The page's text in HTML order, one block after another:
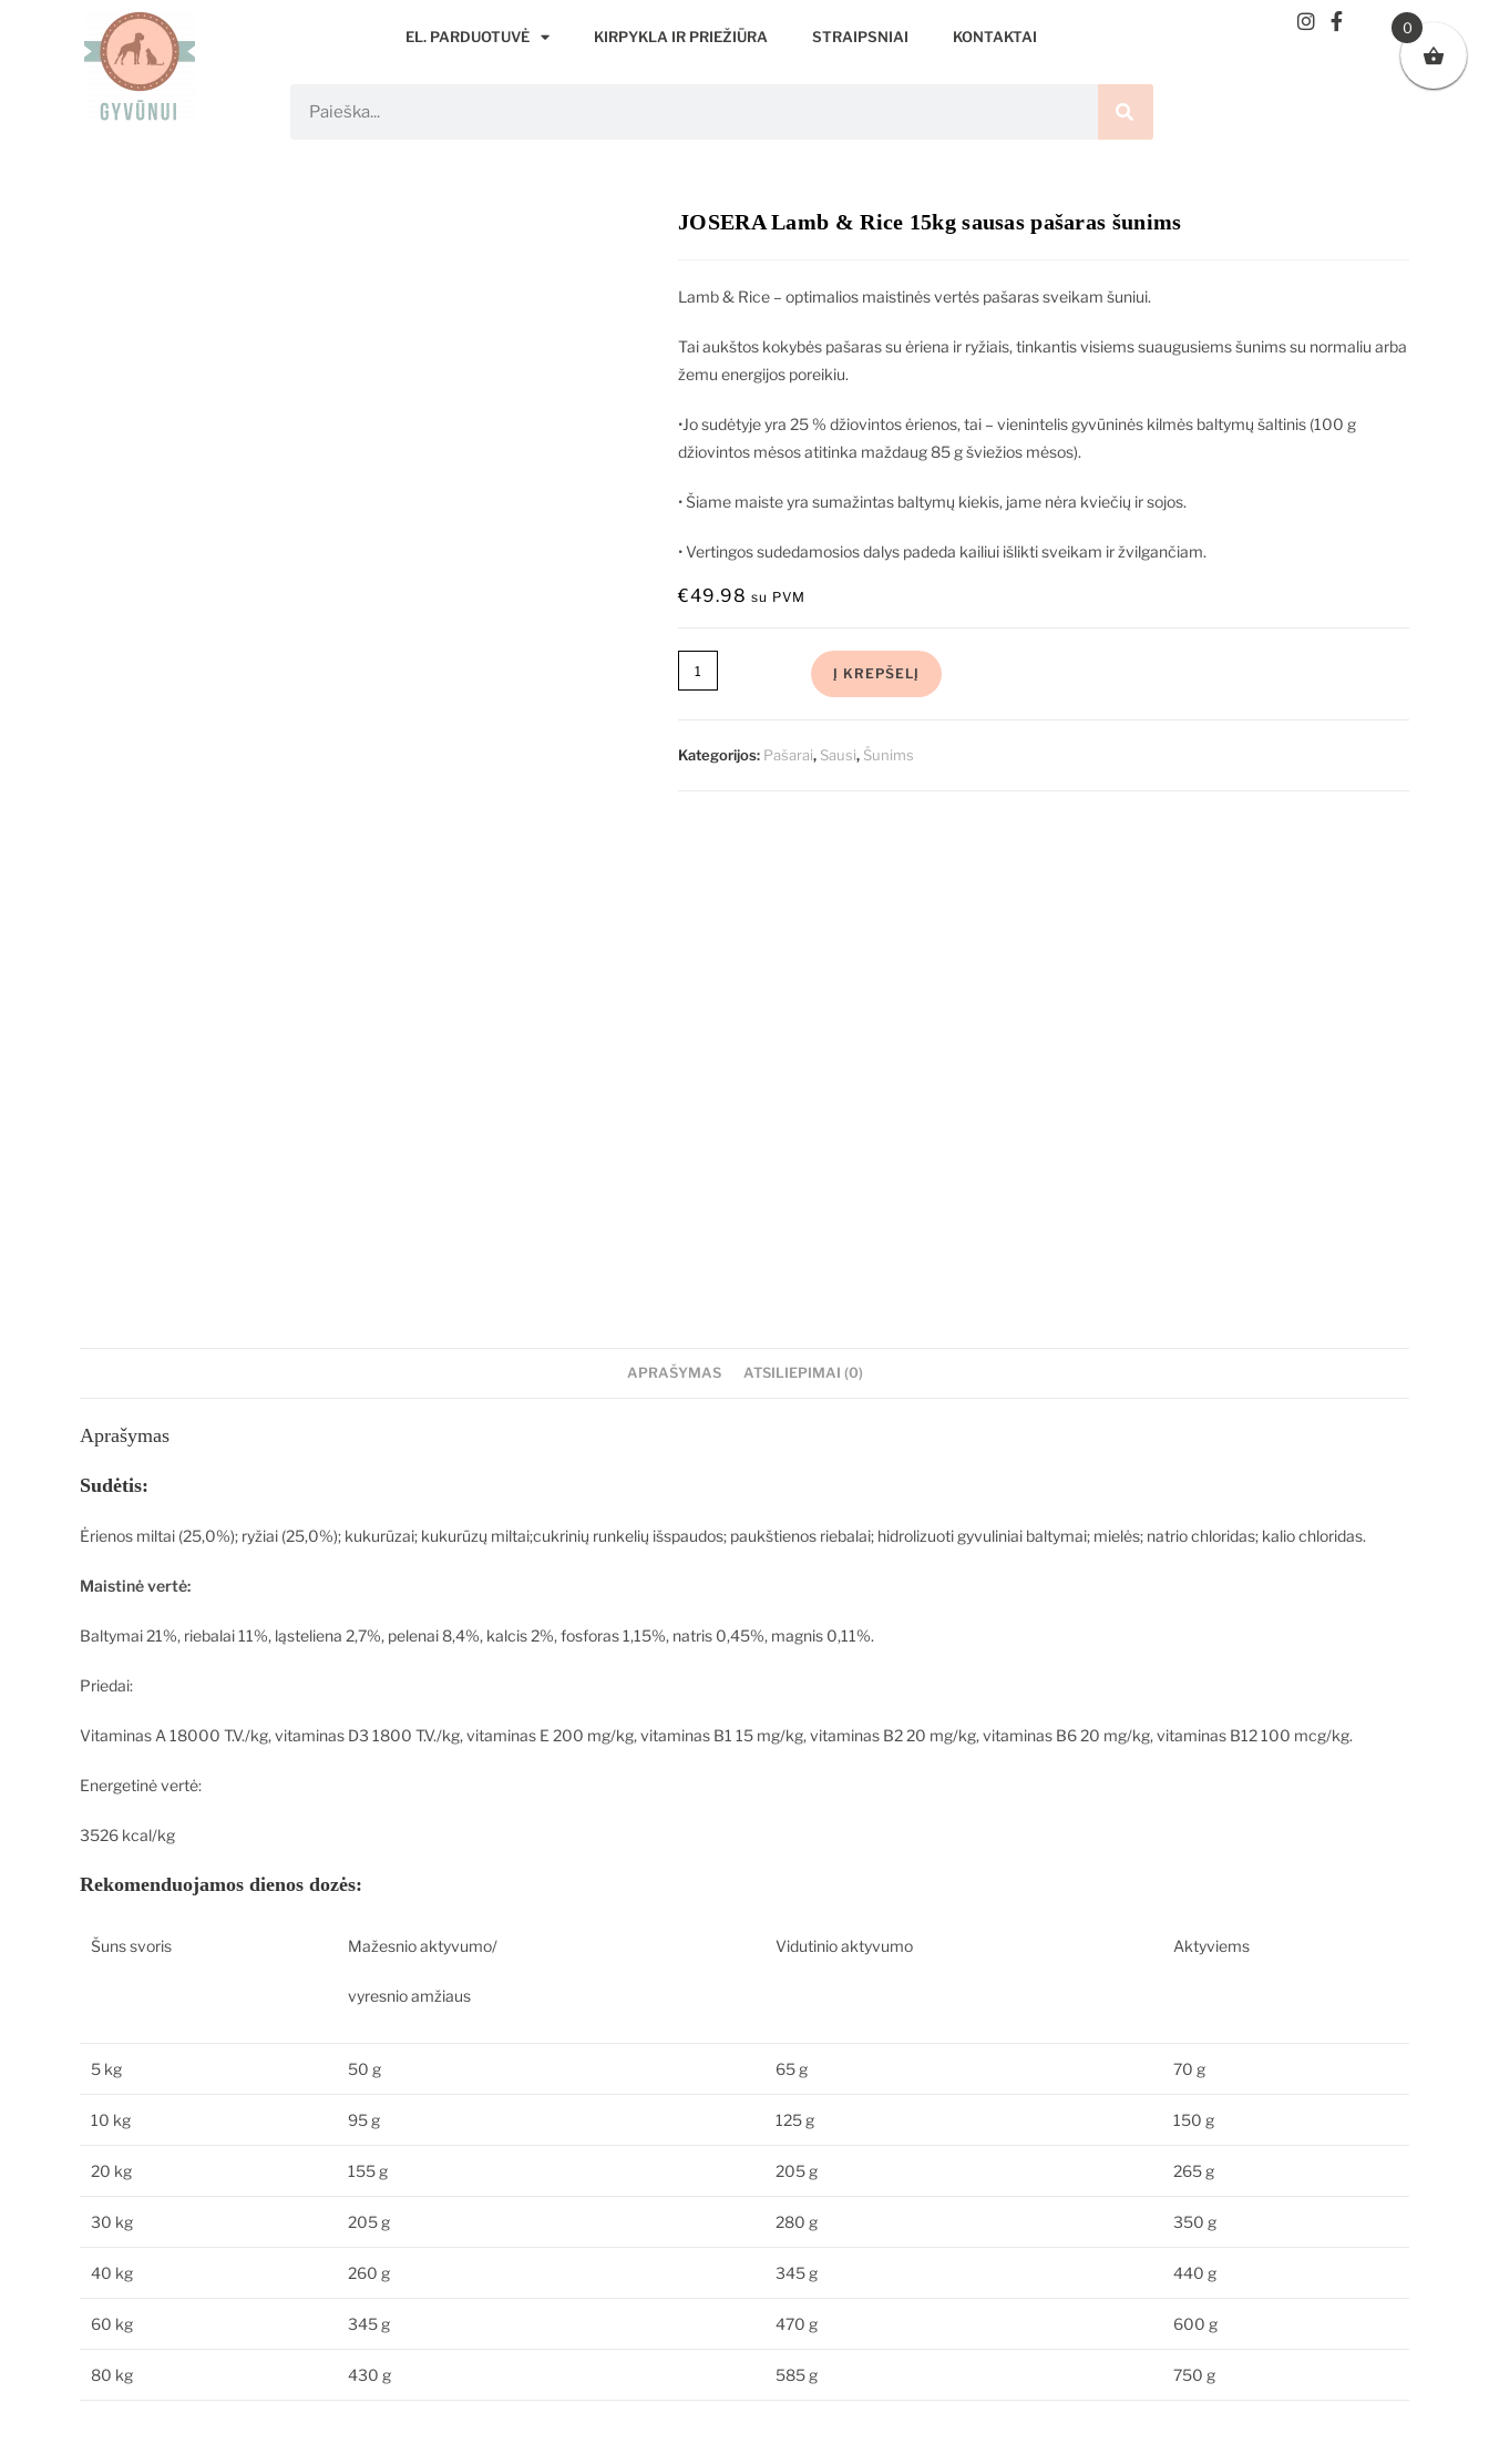
EL. PARDUOTUVĖ KIRPYKLA IR PRIEŽIŪRA STRAIPSNIAI KONTAKTAI
JOSERA Lamb & Rice 15kg sausas pašaras šunims
Lamb & Rice – optimalios maistinės vertės pašaras sveikam šuniui.
Tai aukštos kokybės pašaras su ėriena ir ryžiais, tinkantis visiems suaugusiems šunims su normaliu arba
žemu energijos poreikiu.
•Jo sudėtyje yra 25 % džiovintos ėrienos, tai – vienintelis gyvūninės kilmės baltymų šaltinis (100 g
džiovintos mėsos atitinka maždaug 85 g šviežios mėsos).
• Šiame maiste yra sumažintas baltymų kiekis, jame nėra kviečių ir sojos.
• Vertingos sudedamosios dalys padeda kailiui išlikti sveikam ir žvilgančiam.
€49.98 su PVM
Į KREPŠELĮ
Kategorijos: Pašarai, Sausi, Šunims
APRAŠYMAS ATSILIEPIMAI (0)
Aprašymas
Sudėtis:
Ėrienos miltai (25,0%); ryžiai (25,0%); kukurūzai; kukurūzų miltai;cukrinių runkelių išspaudos; paukštienos riebalai; hidrolizuoti gyvuliniai baltymai; mielės; natrio chloridas; kalio chloridas.
Maistinė vertė:
Baltymai 21%, riebalai 11%, ląsteliena 2,7%, pelenai 8,4%, kalcis 2%, fosforas 1,15%, natris 0,45%, magnis 0,11%.
Priedai:
Vitaminas A 18000 T.V./kg, vitaminas D3 1800 T.V./kg, vitaminas E 200 mg/kg, vitaminas B1 15 mg/kg, vitaminas B2 20 mg/kg, vitaminas B6 20 mg/kg, vitaminas B12 100 mcg/kg.
Energetinė vertė:
3526 kcal/kg
Rekomenduojamos dienos dozės:
Šuns svoris Mažesnio aktyvumo/
vyresnio amžiaus
Vidutinio aktyvumo Aktyviems
5 kg 50 g 65 g 70 g
10 kg 95 g 125 g 150 g
20 kg 155 g 205 g 265 g
30 kg 205 g 280 g 350 g
40 kg 260 g 345 g 440 g
60 kg 345 g 470 g 600 g
80 kg 430 g 585 g 750 g
0